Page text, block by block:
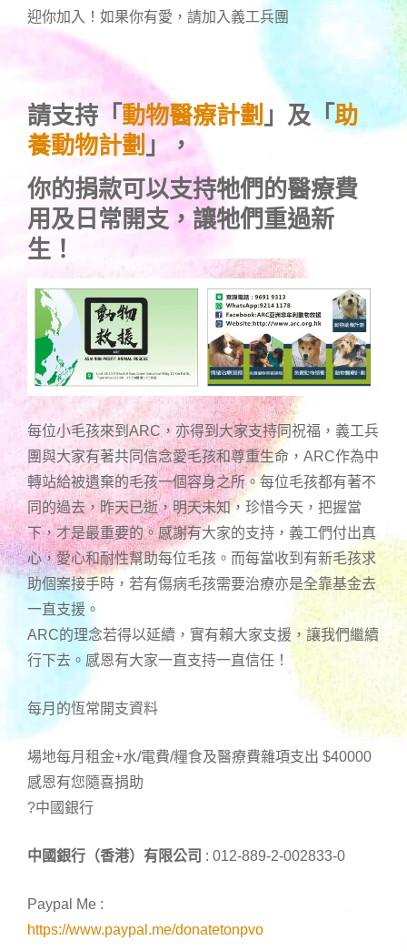
迎你加入！如果你有愛，請加入義工兵團
請支持「 動物醫療計劃 」及「 助
養動物計劃 」，
你的捐款可以支持牠們的醫療費
用及日常開支，讓牠們重過新
生！
每位小毛孩來到ARC，亦得到大家支持同祝福，義工兵
團與大家有著共同信念愛毛孩和尊重生命，ARC作為中
轉站給被遺棄的毛孩一個容身之所。每位毛孩都有著不
同的過去，昨天已逝，明天未知，珍惜今天，把握當
下，才是最重要的。感謝有大家的支持，義工們付出真
心，愛心和耐性幫助每位毛孩。而每當收到有新毛孩求
助個案接手時，若有傷病毛孩需要治療亦是全靠基金去
一直支援。
ARC的理念若得以延續，實有賴大家支援，讓我們繼續
行下去。感恩有大家一直支持一直信任！
每月的恆常開支資料
場地每月租金+水/電費/糧食及醫療費雜項支出 $40000
感恩有您隨喜捐助
?中國銀行
中國銀行（香港）有限公司 : 012-889-2-002833-0
Paypal Me :
https://www.paypal.me/donatetonpvo